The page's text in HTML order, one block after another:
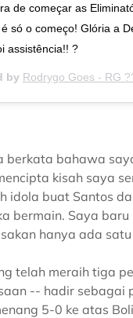
de começar as
só o começo! Glória a
assistência!! ?
by Rodrygo Goes - RG
berkata bahawa
kisah saya
idola buat Santos
bermain. Saya
hanya ada
telah meraih tiga
-- hadir sebagai
5-0 ke atas